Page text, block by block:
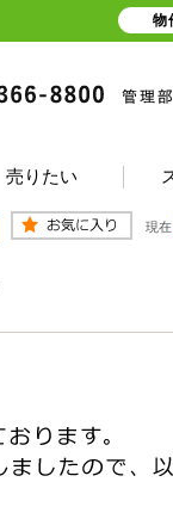
売りたい
現在
物